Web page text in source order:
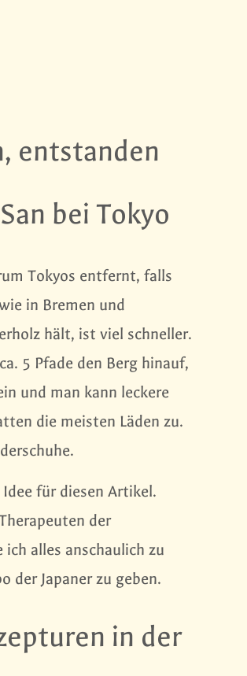
entstanden
bei Tokyo
Tokyos entfernt, falls
in Bremen und
hält, ist viel schneller.
5 Pfade den Berg hinauf,
und man kann leckere
die meisten Läden zu.
für diesen Artikel.
der
alles anschaulich zu
der Japaner zu geben.
in der